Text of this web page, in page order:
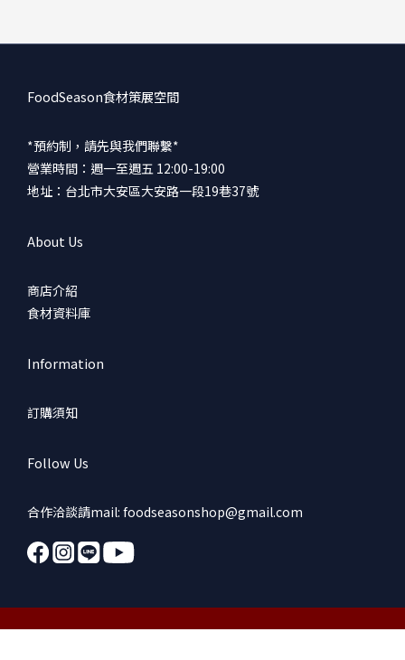
FoodSeason食材策展空間
*預約制，請先與我們聯繫*
營業時間：週一至週五 12:00-19:00
地址：台北市大安區大安路一段19巷37號
About Us
商店介紹
食材資料庫
Information
訂購須知
Follow Us
合作洽談請mail: foodseasonshop@gmail.com